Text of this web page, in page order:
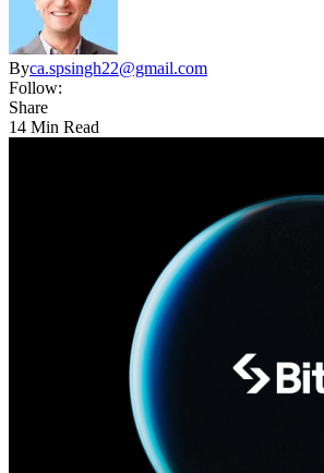
Byca.spsingh22@gmail.com
Follow:
Share
14 Min Read